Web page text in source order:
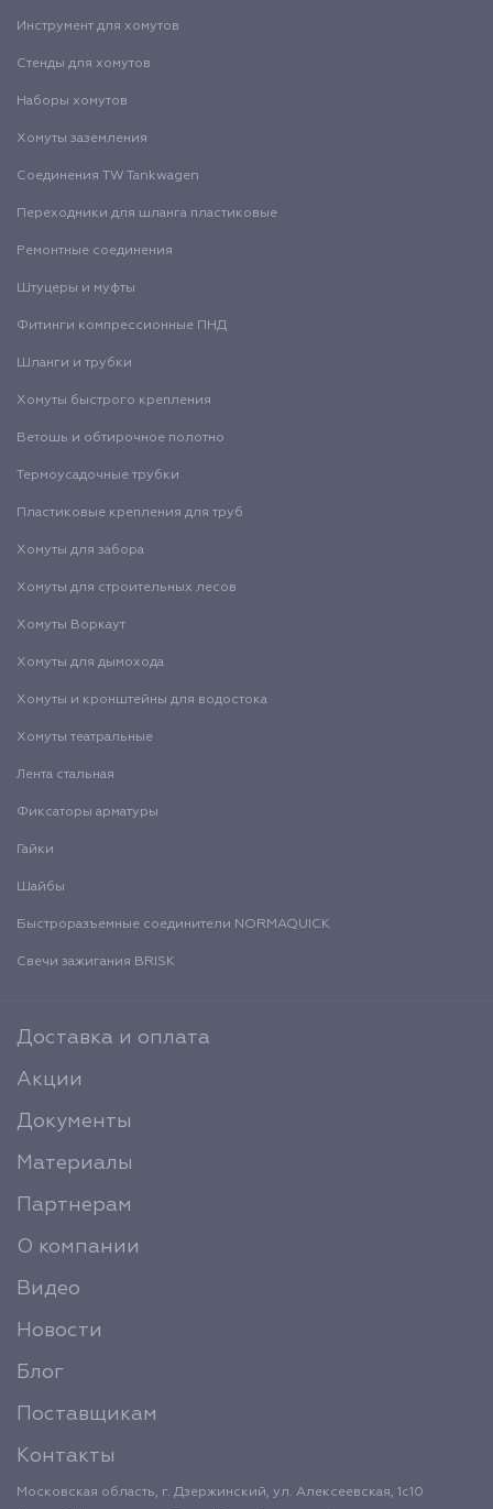
Инструмент для хомутов
Стенды для хомутов
Наборы хомутов
Хомуты заземления
Соединения TW Tankwagen
Переходники для шланга пластиковые
Ремонтные соединения
Штуцеры и муфты
Фитинги компрессионные ПНД
Шланги и трубки
Хомуты быстрого крепления
Ветошь и обтирочное полотно
Термоусадочные трубки
Пластиковые крепления для труб
Хомуты для забора
Хомуты для строительных лесов
Хомуты Воркаут
Хомуты для дымохода
Хомуты и кронштейны для водостока
Хомуты театральные
Лента стальная
Фиксаторы арматуры
Гайки
Шайбы
Быстроразъемные соединители NORMAQUICK
Свечи зажигания BRISK
Доставка и оплата
Акции
Документы
Материалы
Партнерам
О компании
Видео
Новости
Блог
Поставщикам
Контакты
Московская область, г. Дзержинский, ул. Алексеевская, 1с10